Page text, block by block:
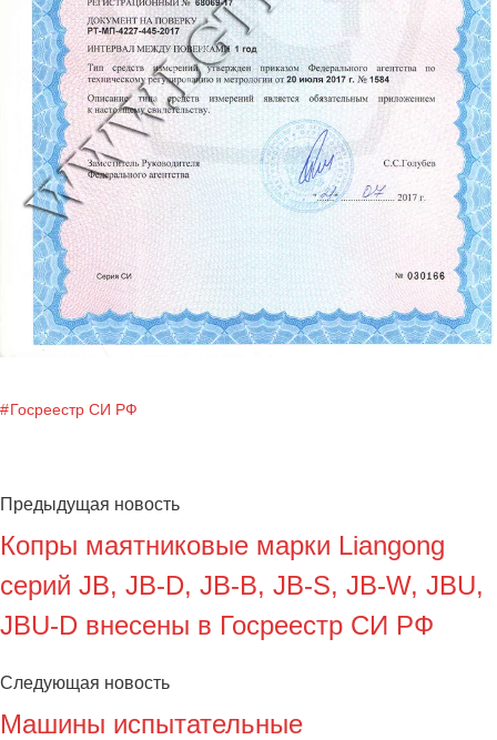
Госреестр СИ РФ
Предыдущая новость
Копры маятниковые марки Liangong
серий JB, JB-D, JB-B, JB-S, JB-W, JBU,
JBU-D внесены в Госреестр СИ РФ
Следующая новость
Машины испытательные